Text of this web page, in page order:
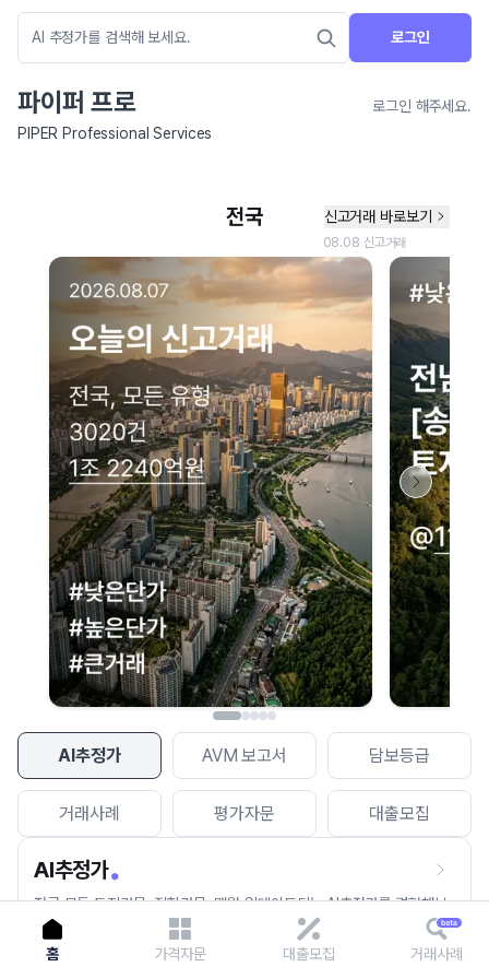
로그인
파이퍼 프로
로그인 해주세요.
PIPER Professional Services
AI추정가 AVM 보고서 담보등급
거래사례 평가자문 대출모집
AI추정가
전국 모든 토지건물, 집합건물, 매월 업데이트되는 AI추정가를 경험해보
세요.
네이버 지도 연결 안내
현재 네이버 지도 연결이 원활하지 않아 지도를 불러올 수 없습니다.
이용에 불편을 드려 죄송합니다.
다시 시도
홈 가격자문 대출모집 거래사례